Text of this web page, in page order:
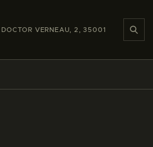
DOCTOR VERNEAU, 2, 35001